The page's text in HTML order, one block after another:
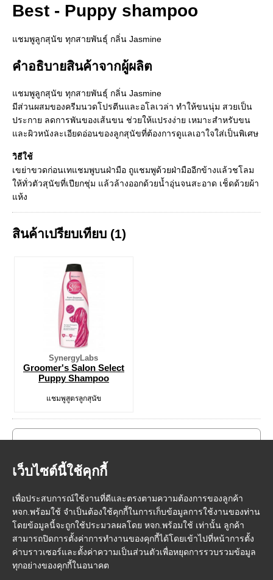
เว็บไซต์นี้ใช้คุกกี้
เพื่อประสบการณ์ใช้งานที่ดีและตรงตามความต้องการของลูกค้า
หจก.พร้อมใช้ จำเป็นต้องใช้คุกกี้ในการเก็บข้อมูลการใช้งานของท่าน
โดยข้อมูลนี้จะถูกใช้ประมวลผลโดย หจก.พร้อมใช้ เท่านั้น ลูกค้า
สามารถปิดการตั้งค่าการทำงานของคุกกี้ได้โดยเข้าไปที่หน้าการตั้ง
ค่าบราวเซอร์และตั้งค่าความเป็นส่วนตัวเพื่อหยุดการรวบรวมข้อมูล
ทุกอย่างของคุกกี้ในอนาคต
Best - Puppy shampoo
แชมพูลูกสุนัข ทุกสายพันธุ์ กลิ่น Jasmine
คำอธิบายสินค้าจากผู้ผลิต
แชมพูลูกสุนัข ทุกสายพันธุ์ กลิ่น Jasmine
มีส่วนผสมของครีมนวดโปรตีนและอโลเวล่า ทำให้ขนนุ่ม สวยเป็น
ประกาย ลดการพันของเส้นขน ช่วยให้แปรงง่าย เหมาะสำหรับขน
และผิวหนังละเอียดอ่อนของลูกสุนัขที่ต้องการดูแลเอาใจใส่เป็นพิเศษ
วิธีใช้
เขย่าขวดก่อนเทแชมพูบนฝ่ามือ ถูแชมพูด้วยฝ่ามืออีกข้างแล้วชโลม
ให้ทั่วตัวสุนัขที่เปียกชุ่ม แล้วล้างออกด้วยน้ำอุ่นจนสะอาด เช็ดด้วยผ้า
แห้ง
สินค้าเปรียบเทียบ (1)
SynergyLabs
Groomer's Salon Select
Puppy Shampoo
แชมพูสูตรลูกสุนัข